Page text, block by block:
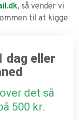
, så vender vi
til at kigge
dag eller
det så
500 kr.​